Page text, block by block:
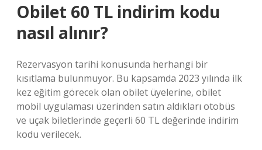
Obilet 60 TL indirim kodu
nasıl alınır?
Rezervasyon tarihi konusunda herhangi bir
kısıtlama bulunmuyor. Bu kapsamda 2023 yılında ilk
kez eğitim görecek olan obilet üyelerine, obilet
mobil uygulaması üzerinden satın aldıkları otobüs
ve uçak biletlerinde geçerli 60 TL değerinde indirim
kodu verilecek.